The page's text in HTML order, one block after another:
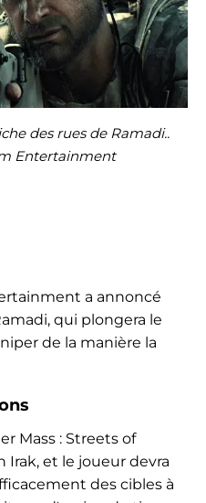
des rues de Ramadi..
Entertainment
a annoncé
qui plongera le
de la manière la
Mass : Streets of
Irak, et le joueur devra
des cibles à